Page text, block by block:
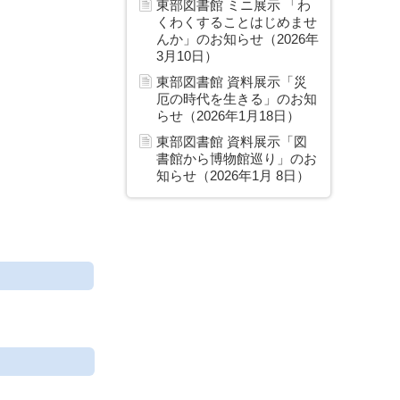
東部図書館 ミニ展示 「わ
くわくすることはじめませ
んか」のお知らせ（2026年
3月10日）
東部図書館 資料展示「災
厄の時代を生きる」のお知
らせ（2026年1月18日）
東部図書館 資料展示「図
書館から博物館巡り」のお
知らせ（2026年1月 8日）